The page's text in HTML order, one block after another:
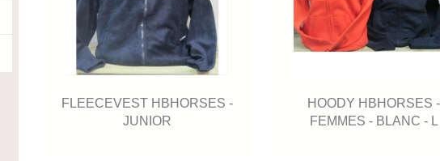
FLEECEVEST HBHORSES -
JUNIOR
HOODY HBHORSES -
FEMMES - BLANC - L